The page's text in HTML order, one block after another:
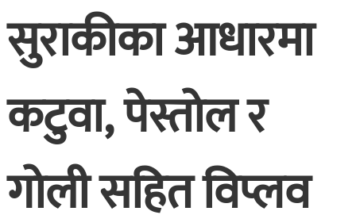
सुराकीका आधारमा
कटुवा, पेस्तोल र
गोली सहित विप्लव